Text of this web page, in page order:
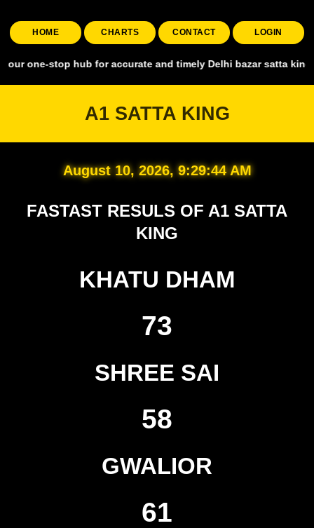
HOME CHARTS CONTACT LOGIN
hub for accurate and timely Delhi bazar satta king,
A1 SATTA KING
August 10, 2026, 9:29:45 AM
FASTAST RESULS OF A1 SATTA
KING
KHATU DHAM
73
SHREE SAI
58
GWALIOR
61